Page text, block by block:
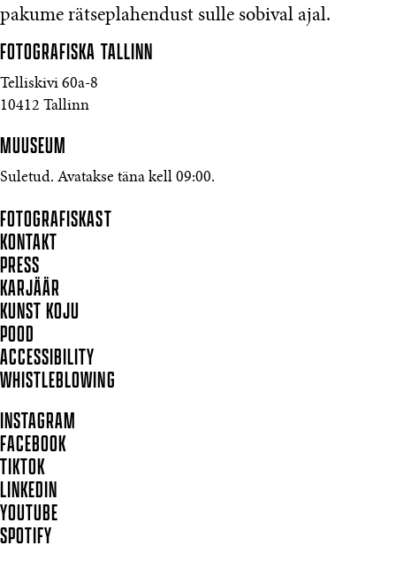
pakume rätseplahendust sulle sobival ajal.
FOTOGRAFISKA TALLINN
Telliskivi 60a-8
10412 Tallinn
MUUSEUM
Suletud. Avatakse täna kell 09:00.
FOTOGRAFISKAST
KONTAKT
PRESS
KARJÄÄR
KUNST KOJU
POOD
ACCESSIBILITY
WHISTLEBLOWING
INSTAGRAM
FACEBOOK
TIKTOK
LINKEDIN
YOUTUBE
SPOTIFY